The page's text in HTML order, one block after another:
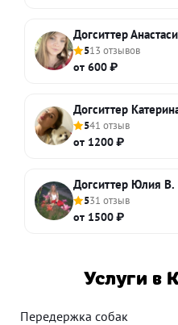
Догситтер
513 отзывов
от 600 ₽
Догситтер
541 отзыв
от 1200 ₽
Догситтер Юлия В.
531 отзыв
от 1500 ₽
Услуги в
Передержка собак